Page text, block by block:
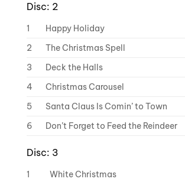
Disc: 2
1
Happy Holiday
2
The Christmas Spell
3
Deck the Halls
4
Christmas Carousel
5
Santa Claus Is Comin’ to Town
6
Don’t Forget to Feed the Reindeer
Disc: 3
1
White Christmas